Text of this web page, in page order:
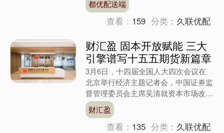
程，预计21日在美国与美....
都优配送端
查看： 159 分类： 久联优配
财汇盈 固本开放赋能 三大
引擎谱写十五五期货新篇章
3月6日，十四届全国人大四次会议在
北京举行经济主题记者会，中国证券监
督管理委员会主席吴清就资本市场改革
发展相关问题进行了回应，他强
调，“十五五”时期将丰富跨周期....
财汇盈
查看： 135 分类： 久联优配